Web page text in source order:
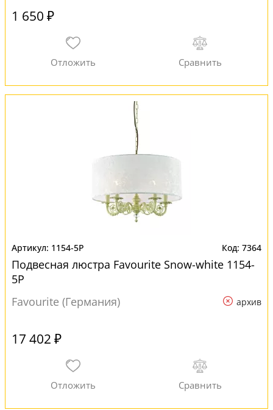
1 650 ₽
1154-5P 7364
Подвесная люстра Favourite Snow-white 1154-
5P
Favourite (Германия)
архив
17 402 ₽